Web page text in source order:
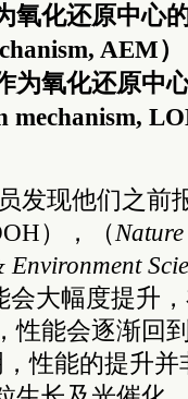
氧化还原中心
AEM
为氧化还原中
mechanism,
发现他们之前
），（
Environment
会大幅度提升
性能会逐渐回
性能的提升